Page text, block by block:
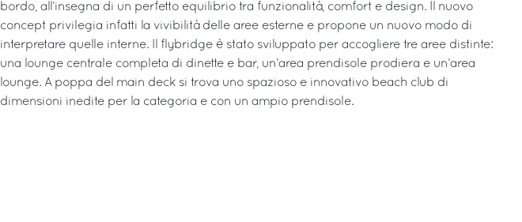
bordo, all’insegna di un perfetto equilibrio tra funzionalità, comfort e design. Il nuovo
concept privilegia infatti la vivibilità delle aree esterne e propone un nuovo modo di
interpretare quelle interne. Il flybridge è stato sviluppato per accogliere tre aree distinte:
una lounge centrale completa di dinette e bar, un’area prendisole prodiera e un’area
lounge. A poppa del main deck si trova uno spazioso e innovativo beach club di
dimensioni inedite per la categoria e con un ampio prendisole.